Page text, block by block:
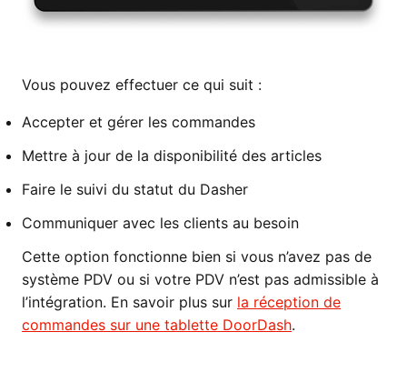
Vous pouvez effectuer ce qui suit :
Accepter et gérer les commandes
Mettre à jour de la disponibilité des articles
Faire le suivi du statut du Dasher
Communiquer avec les clients au besoin
Cette option fonctionne bien si vous n’avez pas de
système PDV ou si votre PDV n’est pas admissible à
l’intégration. En savoir plus sur la réception de
commandes sur une tablette DoorDash.